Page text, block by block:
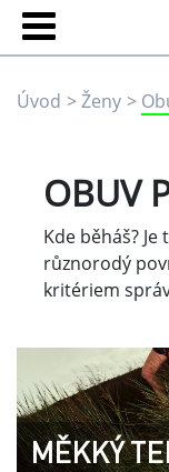
Úvod Ženy
OBUV
Kde běháš?
různorodý
kritériem
MĚKKÝ